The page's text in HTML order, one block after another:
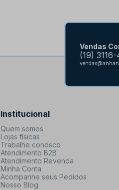
Vendas
(19)
Institucional
Quem somos
Lojas físicas
Trabalhe conosco
Atendimento B2B
Atendimento Revenda
Minha Conta
Acompanhe seus Pedidos
Nosso Blog